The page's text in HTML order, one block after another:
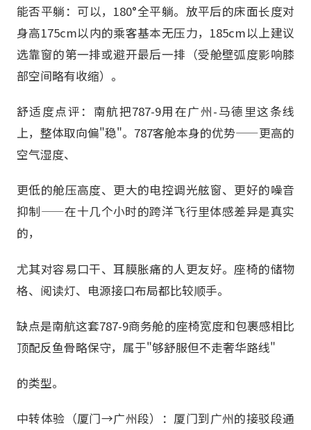
能否平躺：可以，180°全平躺。放平后的床面长度对
身高175cm以内的乘客基本无压力，185cm以上建议
选靠窗的第一排或避开最后一排（受舱壁弧度影响膝
部空间略有收缩）。
舒适度点评：南航把787-9用在广州-马德里这条线
上，整体取向偏"稳"。787客舱本身的优势——更高的
空气湿度、
更低的舱压高度、更大的电控调光舷窗、更好的噪音
抑制——在十几个小时的跨洋飞行里体感差异是真实
的，
尤其对容易口干、耳膜胀痛的人更友好。座椅的储物
格、阅读灯、电源接口布局都比较顺手。
缺点是南航这套787-9商务舱的座椅宽度和包裹感相比
顶配反鱼骨略保守，属于"够舒服但不走奢华路线"
的类型。
中转体验（厦门→广州段）：厦门到广州的接驳段通